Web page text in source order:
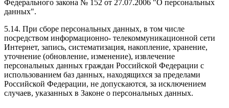
Федерального закона № 152 от 27.07.2006 "О персональных
данных".
5.14. При сборе персональных данных, в том числе
посредством информационно- телекоммуникационной сети
Интернет, запись, систематизация, накопление, хранение,
уточнение (обновление, изменение), извлечение
персональных данных граждан Российской Федерации с
использованием баз данных, находящихся за пределами
Российской Федерации, не допускаются, за исключением
случаев, указанных в Законе о персональных данных.